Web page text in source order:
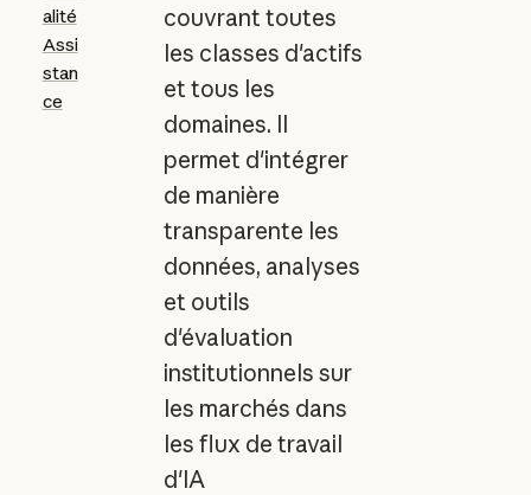
alité
Assi
stan
ce
couvrant toutes
les classes d'actifs
et tous les
domaines. Il
permet d'intégrer
de manière
transparente les
données, analyses
et outils
d'évaluation
institutionnels sur
les marchés dans
les flux de travail
d'IA